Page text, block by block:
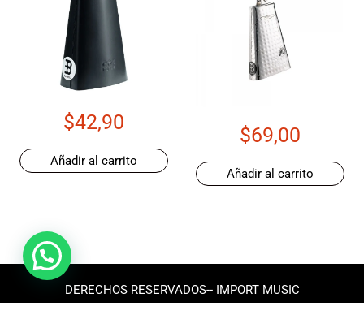
$42,90
Añadir al carrito
$69,00
Añadir al carrito
DERECHOS RESERVADOS-- IMPORT MUSIC